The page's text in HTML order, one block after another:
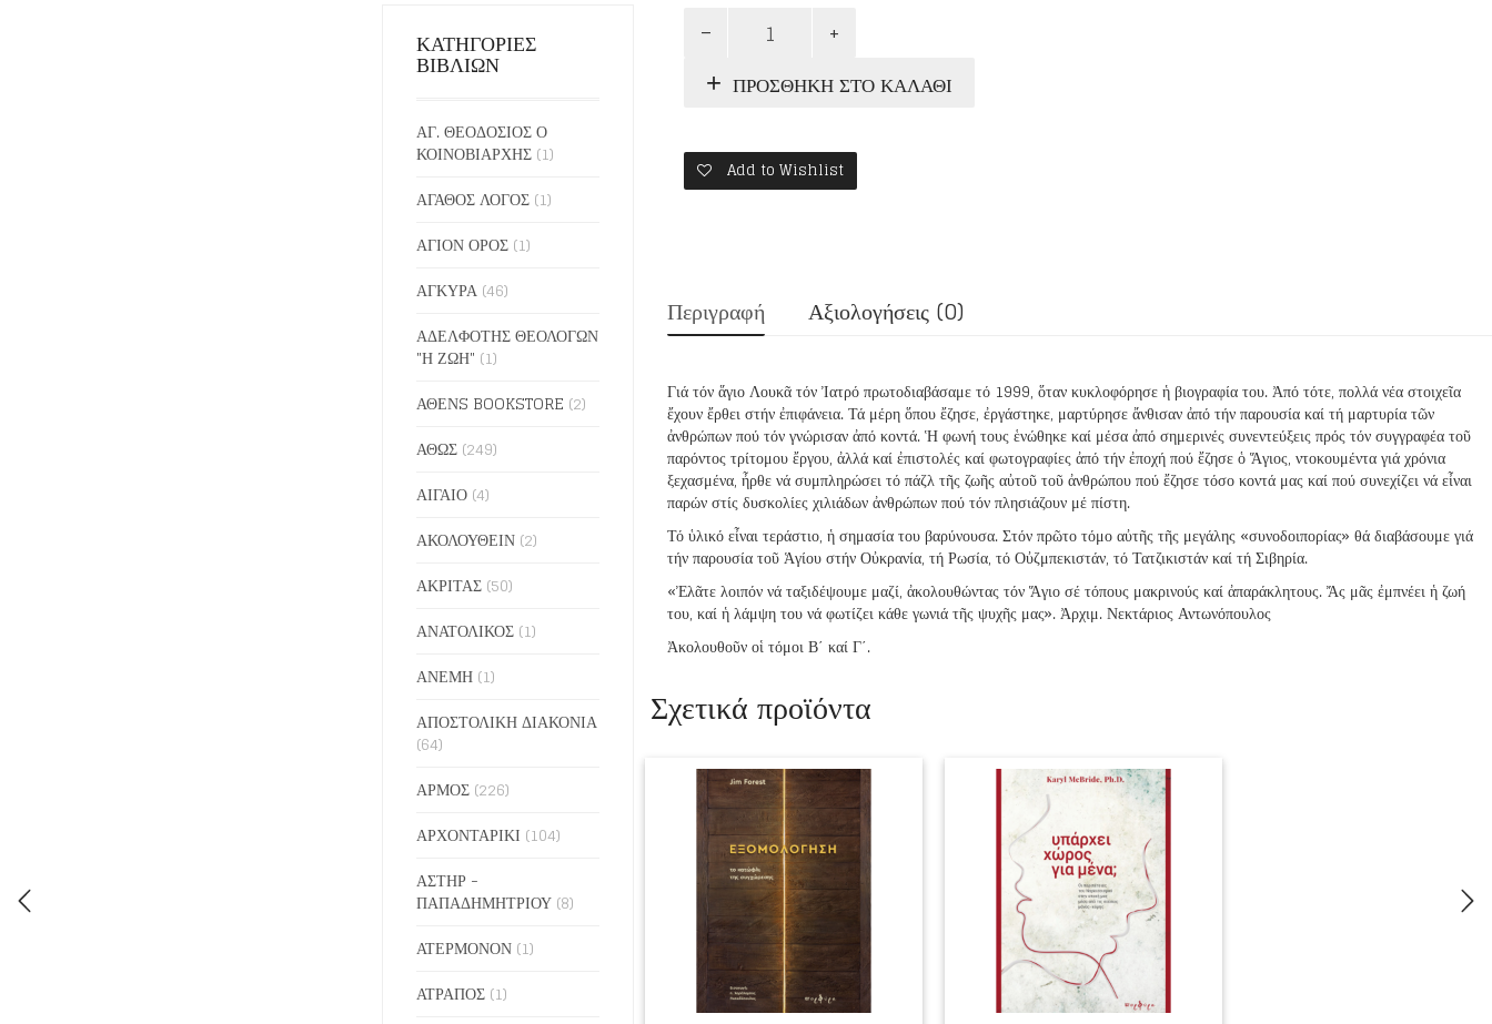
ΜΕ
ΑΓΙΟ
ΤΟΜΟΣ
ποσότητα
ΠΡΟΣΘΉΚΗ ΣΤΟ ΚΑΛΆΘΙ
Add to Wishlist
Περιγραφή Αξιολογήσεις (0)
Γιά τόν ἅγιο Λουκᾶ τόν Ἰατρό πρωτοδιαβάσαμε τό 1999, ὅταν κυκλοφόρησε ἡ βιογραφία του. Ἀπό τότε, πολλά νέα στοιχεῖα
ἔχουν ἔρθει στήν ἐπιφάνεια. Τά μέρη ὅπου ἔζησε, ἐργάστηκε, μαρτύρησε ἄνθισαν ἀπό τήν παρουσία καί τή μαρτυρία τῶν
ἀνθρώπων πού τόν γνώρισαν ἀπό κοντά. Ἡ φωνή τους ἑνώθηκε καί μέσα ἀπό σημερινές συνεντεύξεις πρός τόν συγγραφέα τοῦ
παρόντος τρίτομου ἔργου, ἀλλά καί ἐπιστολές καί φωτογραφίες ἀπό τήν ἐποχή πού ἔζησε ὁ Ἅγιος, ντοκουμέντα γιά χρόνια
ξεχασμένα, ἦρθε νά συμπληρώσει τό πάζλ τῆς ζωῆς αὐτοῦ τοῦ ἀνθρώπου πού ἔζησε τόσο κοντά μας καί πού συνεχίζει νά εἶναι
παρών στίς δυσκολίες χιλιάδων ἀνθρώπων πού τόν πλησιάζουν μέ πίστη.
Τό ὑλικό εἶναι τεράστιο, ἡ σημασία του βαρύνουσα. Στόν πρῶτο τόμο αὐτῆς τῆς μεγάλης «συνοδοιπορίας» θά διαβάσουμε γιά
τήν παρουσία τοῦ Ἁγίου στήν Οὐκρανία, τή Ρωσία, τό Οὐζμπεκιστάν, τό Τατζικιστάν καί τή Σιβηρία.
«Ἐλᾶτε λοιπόν νά ταξιδέψουμε μαζί, ἀκολουθώντας τόν Ἅγιο σέ τόπους μακρινούς καί ἀπαράκλητους. Ἄς μᾶς ἐμπνέει ἡ ζωή
του, καί ἡ λάμψη του νά φωτίζει κάθε γωνιά τῆς ψυχῆς μας». Ἀρχιμ. Νεκτάριος Αντωνόπουλος
Ἀκολουθοῦν οἱ τόμοι Β΄ καί Γ΄.
Σχετικά προϊόντα
ΚΑΤΗΓΟΡΙΕΣ
ΒΙΒΛΙΩΝ
ΑΓ. ΘΕΟΔΟΣΙΟΣ Ο
ΚΟΙΝΟΒΙΑΡΧΗΣ (1)
ΑΓΑΘΟΣ ΛΟΓΟΣ (1)
ΑΓΙΟΝ ΟΡΟΣ (1)
ΑΓΚΥΡΑ (46)
ΑΔΕΛΦΟΤΗΣ ΘΕΟΛΟΓΩΝ
"Η ΖΩΗ" (1)
ΑΘΕΝS BOOKSTORE (2)
ΑΘΩΣ (249)
ΑΙΓΑΙΟ (4)
ΑΚΟΛΟΥΘΕΙΝ (2)
ΑΚΡΙΤΑΣ (50)
ΑΝΑΤΟΛΙΚΟΣ (1)
ΑΝΕΜΗ (1)
ΑΠΟΣΤΟΛΙΚΗ ΔΙΑΚΟΝΙΑ
(64)
ΑΡΜΟΣ (226)
ΑΡΧΟΝΤΑΡΙΚΙ (104)
ΑΣΤΗΡ -
ΠΑΠΑΔΗΜΗΤΡΙΟΥ (8)
ΑΤΕΡΜΟΝΟΝ (1)
ΑΤΡΑΠΟΣ (1)